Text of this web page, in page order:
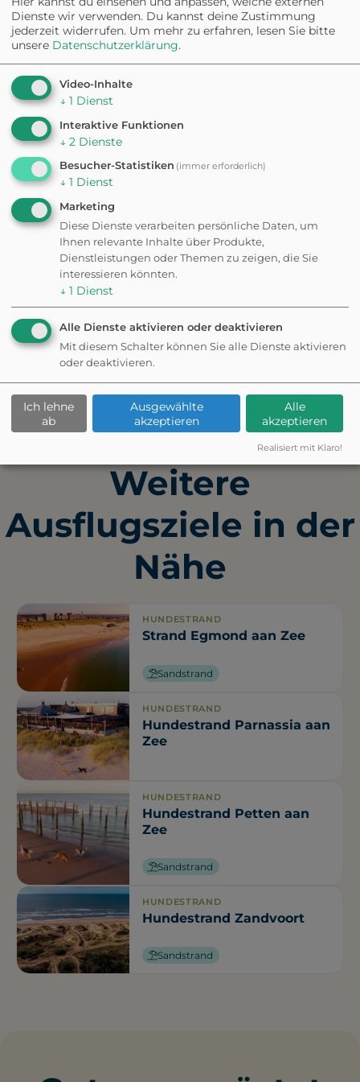
Daten werden anBrevoübertragen gemäß deren
Datenschutzrichtlinien.
Weitere
Ausflugsziele in der
Nähe
HUNDESTRAND
Strand Egmond aan Zee
Sandstrand
HUNDESTRAND
Hundestrand Parnassia aan
Zee
HUNDESTRAND
Hundestrand Petten aan
Zee
Sandstrand
HUNDESTRAND
Hundestrand Zandvoort
Sandstrand
Dienste wir verwenden. Du kannst deine Zustimmung
jederzeit widerrufen. Um mehr zu erfahren, lesen Sie bitte
unsere Datenschutzerklärung.
Video-Inhalte
↓ 1 Dienst
Interaktive Funktionen
↓ 2 Dienste
Besucher-Statistiken (immer erforderlich)
↓ 1 Dienst
Marketing
Diese Dienste verarbeiten persönliche Daten, um
Ihnen relevante Inhalte über Produkte,
Dienstleistungen oder Themen zu zeigen, die Sie
interessieren könnten.
↓ 1 Dienst
Alle Dienste aktivieren oder deaktivieren
Mit diesem Schalter können Sie alle Dienste aktivieren
oder deaktivieren.
Ich lehne
ab
Ausgewählte
akzeptieren
Alle
akzeptieren
Realisiert mit Klaro!